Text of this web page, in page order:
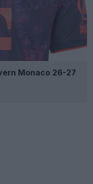
Monaco 26-27